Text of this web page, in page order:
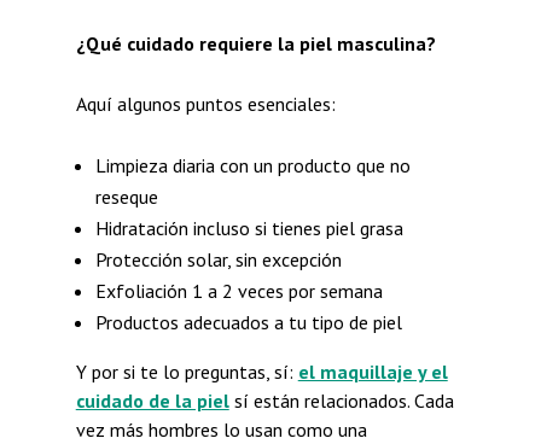
¿Qué cuidado requiere la piel masculina?
Aquí algunos puntos esenciales:
Limpieza diaria con un producto que no
reseque
Hidratación incluso si tienes piel grasa
Protección solar, sin excepción
Exfoliación 1 a 2 veces por semana
Productos adecuados a tu tipo de piel
Y por si te lo preguntas, sí: el maquillaje y el
cuidado de la pielsí están relacionados. Cada
vez más hombres lo usan como una